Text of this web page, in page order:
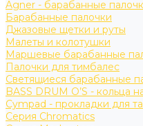
Agner - барабанные
Барабанные палочки
Джазовые щетки и руты
Малеты и колотушки
Маршевые барабанные
Палочки для тимбалес
Светящиеся барабанные
BASS DRUM O’S - кольца
Cympad - прокладки для
Серия Chromatics